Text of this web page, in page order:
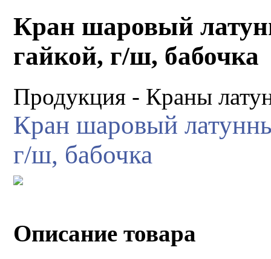
Кран шаровый
гайкой, г/ш, бабочка
Продукция - Краны
Кран шаровый
г/ш, бабочка
Описание товара